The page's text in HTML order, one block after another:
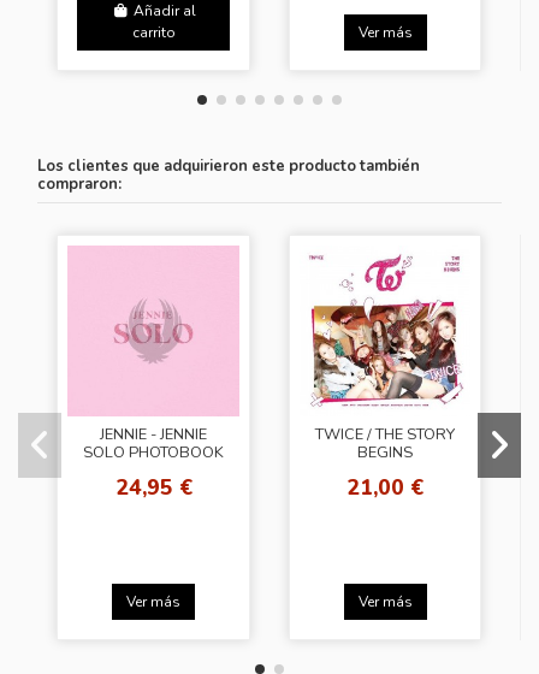
Añadir al
carrito
Ver más
Los clientes que adquirieron este producto también
compraron:
JENNIE - JENNIE
SOLO PHOTOBOOK
24,95 €
Ver más
TWICE / THE STORY
BEGINS
21,00 €
Ver más